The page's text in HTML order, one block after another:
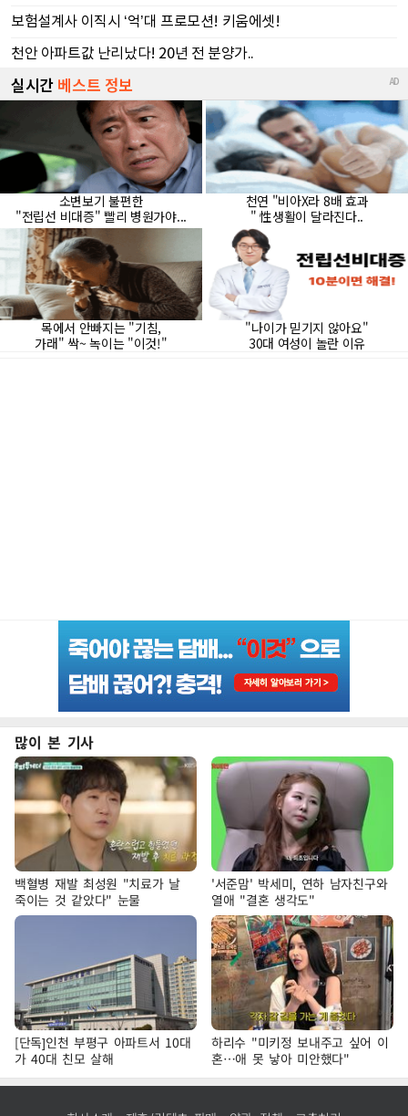
많이 본 기사
백혈병 재발 최성원 "치료가 날
죽이는 것 같았다" 눈물
'서준맘' 박세미, 연하 남자친구와
열애 "결혼 생각도"
[단독]인천 부평구 아파트서 10대
가 40대 친모 살해
하리수 "미키정 보내주고 싶어 이
혼…애 못 낳아 미안했다"